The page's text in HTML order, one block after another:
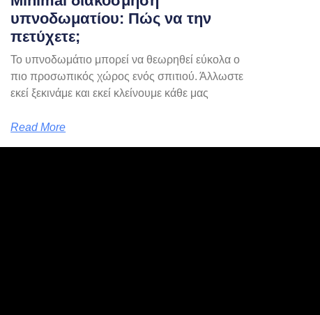
υπνοδωματίου: Πώς να την
πετύχετε;
Το υπνοδωμάτιο μπορεί να θεωρηθεί εύκολα ο
πιο προσωπικός χώρος ενός σπιτιού. Άλλωστε
εκεί ξεκινάμε και εκεί κλείνουμε κάθε μας
Read More